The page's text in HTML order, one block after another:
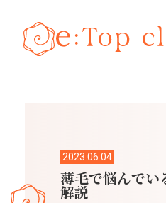
薄毛で悩んでい
解説
2023.06.04